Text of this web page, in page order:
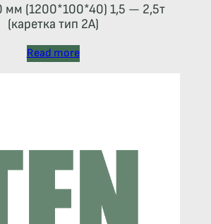
мм (1200*100*40) 1,5 — 2,5т
(каретка тип 2A)
Read more